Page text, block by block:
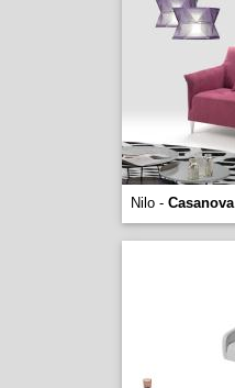
Nilo - Casanova